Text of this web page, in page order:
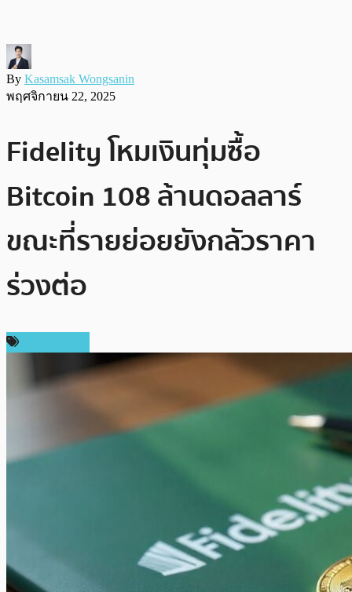
By Kasamsak Wongsanin
พฤศจิกายน 22, 2025
Fidelity โหมเงินทุ่มซื้อ
Bitcoin 108 ล้านดอลลาร์
ขณะที่รายย่อยยังกลัวราคา
ร่วงต่อ